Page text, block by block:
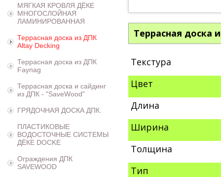
МЯГКАЯ КРОВЛЯ ДЁКЕ
МНОГОСЛОЙНАЯ
ЛАМИНИРОВАННАЯ
Террасная доска из ДПК
Altay Decking
Террасная доска из ДПК
Faynag
Террасная доска и сайдинг
из ДПК - "SaveWood"
ГРЯДОЧНАЯ ДОСКА ДПК.
ПЛАСТИКОВЫЕ
ВОДОСТОЧНЫЕ СИСТЕМЫ
ДЁКЕ DOCKE
Ограждения ДПК
SAVEWOOD
Террасная доска
Текстура
Цвет
Длина
Ширина
Толщина
Тип